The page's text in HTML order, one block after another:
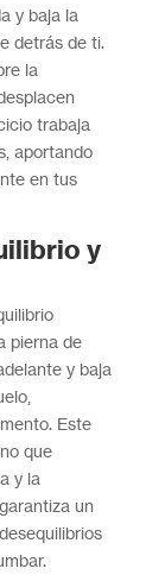
y baja la
detrás de ti.
la
trabaja
aportando
en tus
y
pierna de
y baja
Este
que
y la
un